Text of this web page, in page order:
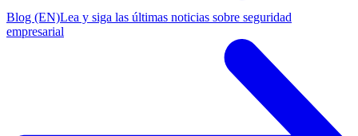
Blog (EN)Lea y siga las últimas noticias sobre seguridad
empresarial